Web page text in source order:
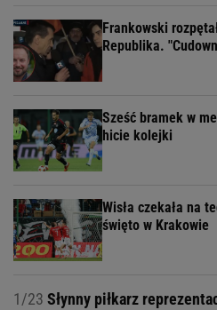
Frankowski
Republika.
Sześć bramek w
hicie kolejki
Wisła czekała na
święto w Krakowie
1/23 Słynny piłkarz